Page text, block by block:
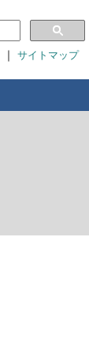
｜ サイトマップ